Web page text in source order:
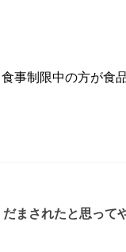
事制限中の方が食
だまされたと思って